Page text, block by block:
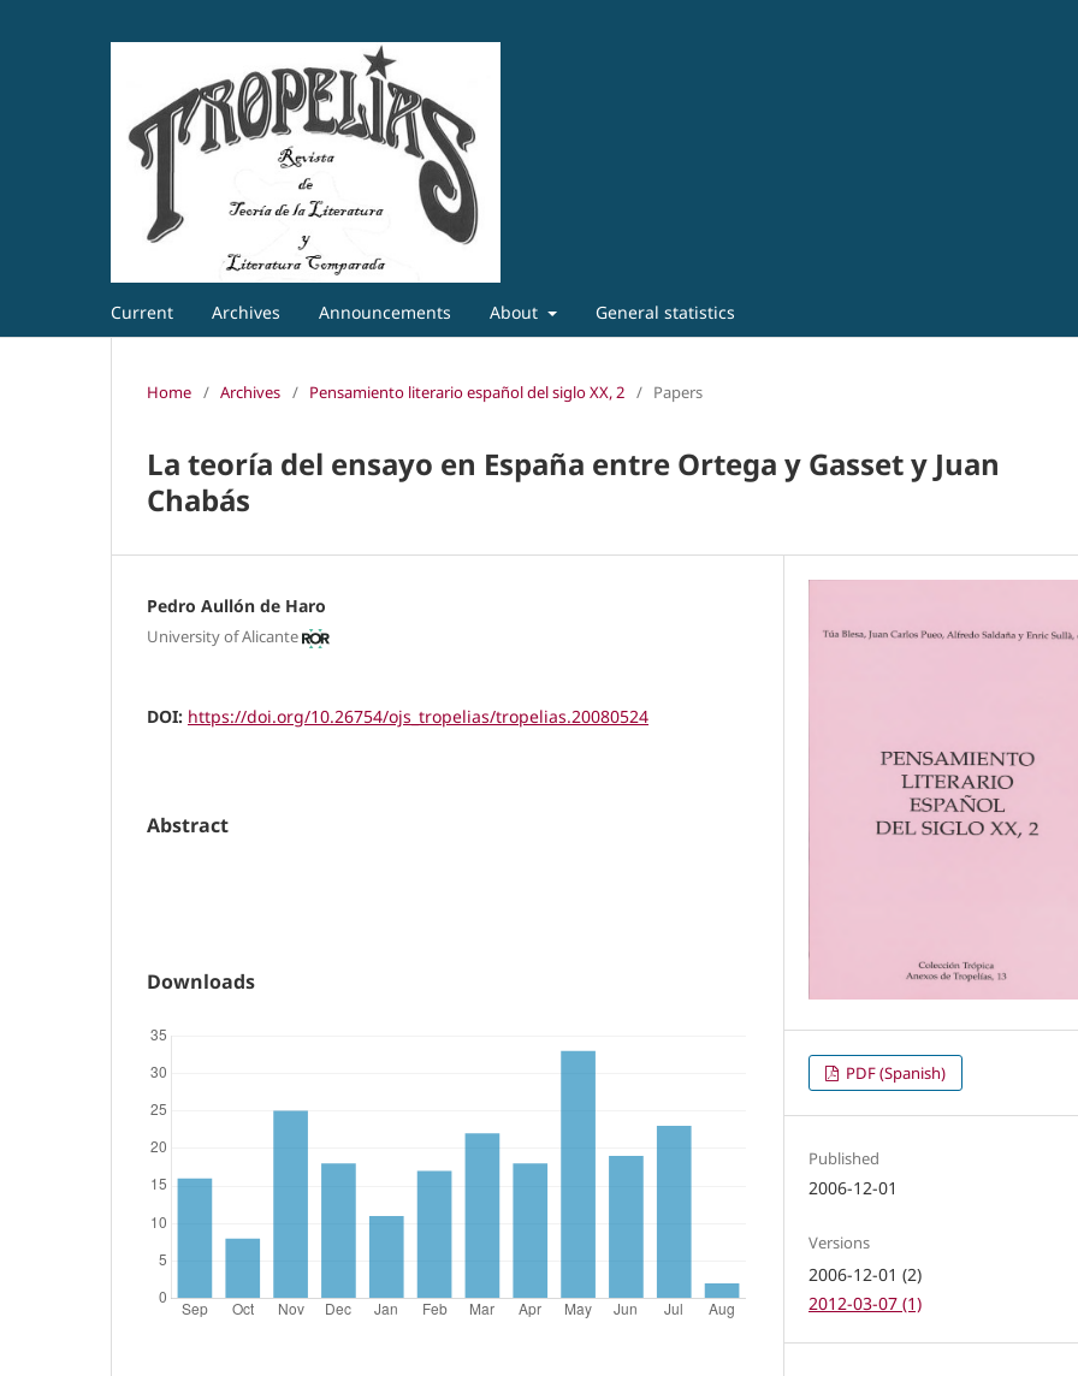
Current Archives Announcements About General statistics
Home / Archives / Pensamiento literario español del siglo XX, 2 / Papers
La teoría del ensayo en España entre Ortega y Gasset y Juan
Chabás
Pedro Aullón de Haro
University of Alicante
DOI: https://doi.org/10.26754/ojs_tropelias/tropelias.20080524
Abstract
Downloads
PDF (Spanish)
Published
2006-12-01
Versions
2006-12-01 (2)
2012-03-07 (1)